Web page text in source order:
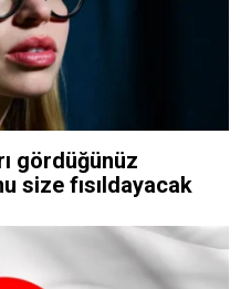
gördüğünüz
size fısıldayacak